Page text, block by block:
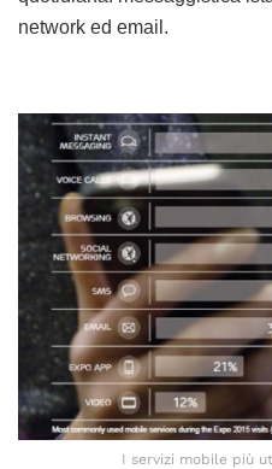
network ed email.
I servizi mobile più